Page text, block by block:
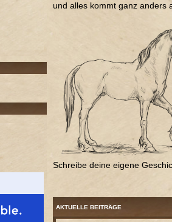
und alles kommt ganz anders
Schreibe deine eigene
AKTUELLE BEITRÄGE